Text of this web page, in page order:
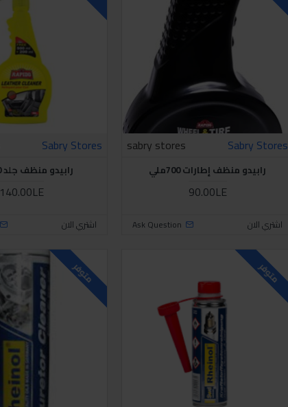
Sabry Stores
sabry stores
رابيدو منظف إطارات 700ملي
90.00LE
اشتري الان Ask Question
Sabry Stores
رابيدو منظف جلد 700ملي
140.00LE
اشتري الان
متوفر متوفر